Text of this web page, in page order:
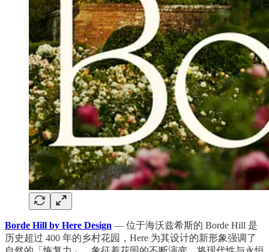
Borde Hill by Here Design — 位于海沃兹希斯的 Borde Hill 是
历史超过 400 年的乡村花园，Here 为其设计的新形象强调了